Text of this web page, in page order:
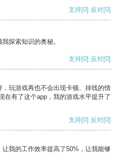
支持[0] 反对[0]
探索知识的奥秘。
支持[0] 反对[0]
玩游戏再也不会出现卡顿、掉线的情
在有了这个app，我的游戏水平提升了
支持[0] 反对[0]
我的工作效率提高了50%，让我能够